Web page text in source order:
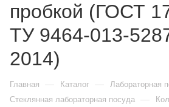
пробкой (ГОСТ
ТУ 9464-013-
2014)
Главная — Каталог — Лабораторная
Стеклянная лабораторная посуда —